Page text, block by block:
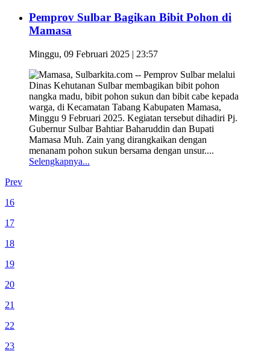
Pemprov Sulbar Bagikan Bibit Pohon di
Mamasa
Minggu, 09 Februari 2025 | 23:57
Mamasa, Sulbarkita.com -- Pemprov Sulbar melalui
Dinas Kehutanan Sulbar membagikan bibit pohon
nangka madu, bibit pohon sukun dan bibit cabe kepada
warga, di Kecamatan Tabang Kabupaten Mamasa,
Minggu 9 Februari 2025. Kegiatan tersebut dihadiri Pj.
Gubernur Sulbar Bahtiar Baharuddin dan Bupati
Mamasa Muh. Zain yang dirangkaikan dengan
menanam pohon sukun bersama dengan unsur....
Selengkapnya...
Prev
16
17
18
19
20
21
22
23